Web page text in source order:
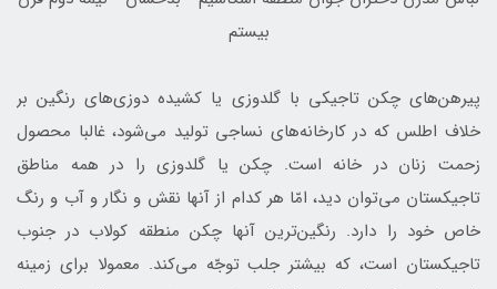
بيستم
پیرهن‌های چکن تاجیکی با گلدوزی یا کشیده دوزی‌های رنگین بر
خلاف اطلس که در کارخانه‌های نساجی تولید می‌شود، غالبا محصول
زحمت زنان در خانه است. چکن یا گلدوزی را در همه مناطق
تاجیکستان می‌توان دید، امّا هر کدام از آنها نقش و نگار و آب و رنگ
خاص خود را دارد. رنگین‌ترین آنها چکن منطقه کولاب در جنوب
تاجیکستان است، که بیشتر جلب توجّه می‌کند. معمولا برای زمینه